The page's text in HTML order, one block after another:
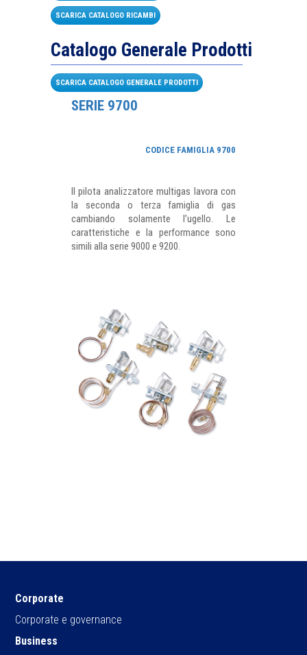
SCARICA CATALOGO RICAMBI
Catalogo Generale Prodotti
SCARICA CATALOGO GENERALE PRODOTTI
SERIE 9700
CODICE FAMIGLIA 9700
Il pilota analizzatore multigas lavora con
la seconda o terza famiglia di gas
cambiando solamente l’ugello. Le
caratteristiche e la performance sono
simili alla serie 9000 e 9200.
Corporate
Corporate e governance
Business